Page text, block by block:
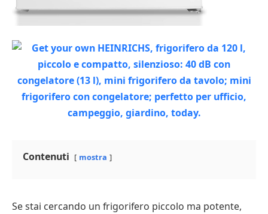
Contenuti mostra
Se stai cercando un frigorifero piccolo ma potente,